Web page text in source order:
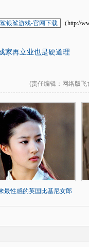
银鲨游戏-官网下载 （http://
家再立业也是硬道理
(责任编辑 ：网络版
最性感的英国比基尼女郎